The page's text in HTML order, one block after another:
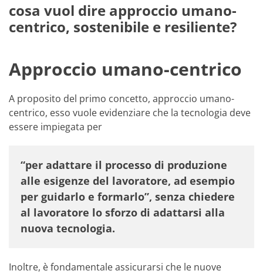
cosa vuol dire approccio umano-
centrico, sostenibile e resiliente?
Approccio umano-centrico
A proposito del primo concetto, approccio umano-
centrico, esso vuole evidenziare che la tecnologia deve
essere impiegata per
“per adattare il processo di produzione
alle esigenze del lavoratore, ad esempio
per guidarlo e formarlo”, senza chiedere
al lavoratore lo sforzo di adattarsi alla
nuova tecnologia.
Inoltre, è fondamentale assicurarsi che le nuove